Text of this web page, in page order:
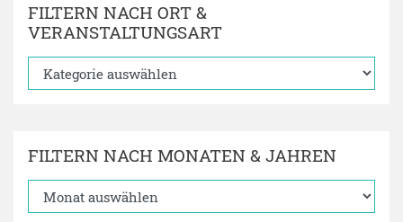
FILTERN NACH ORT &
VERANSTALTUNGSART
FILTERN NACH MONATEN & JAHREN